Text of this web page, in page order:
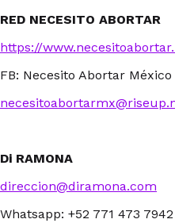
RED NECESITO ABORTAR
https://
FB: Necesito Abortar México
Di RAMONA
direccion@diramona.com
Whatsapp: +52 771 473 7942